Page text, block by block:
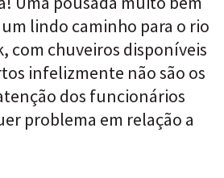
lindo caminho para o rio
com chuveiros disponíveis
infelizmente não são os
dos funcionários
problema em relação a